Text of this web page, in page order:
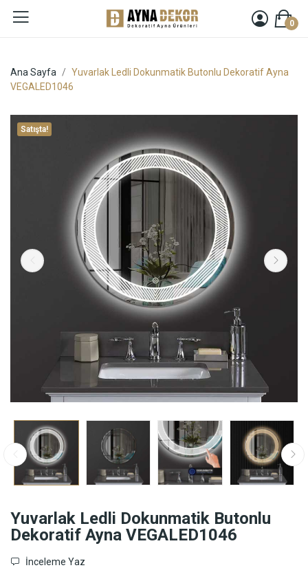
0
Ana Sayfa
Yuvarlak Ledli Dokunmatik Butonlu Dekoratif Ayna
VEGALED1046
Satışta!
Yuvarlak Ledli Dokunmatik Butonlu
Dekoratif Ayna VEGALED1046
İnceleme Yaz